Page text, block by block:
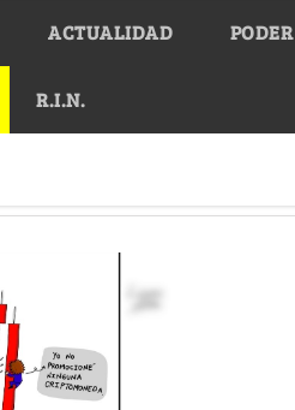
ACTUALIDAD PODER
R.I.N.